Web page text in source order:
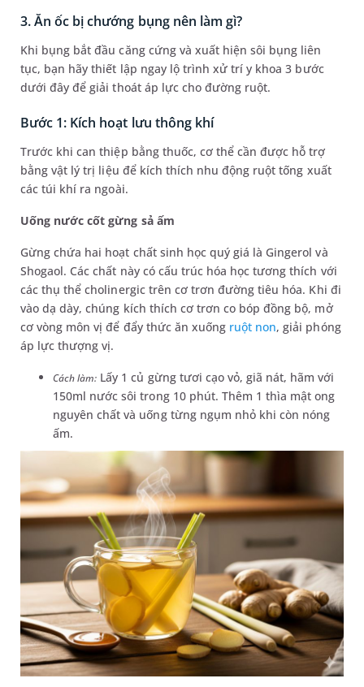
3. Ăn ốc bị chướng bụng nên làm gì?
Khi bụng bắt đầu căng cứng và xuất hiện sôi bụng liên
tục, bạn hãy thiết lập ngay lộ trình xử trí y khoa 3 bước
dưới đây để giải thoát áp lực cho đường ruột.
Bước 1: Kích hoạt lưu thông khí
Trước khi can thiệp bằng thuốc, cơ thể cần được hỗ trợ
bằng vật lý trị liệu để kích thích nhu động ruột tống xuất
các túi khí ra ngoài.
Uống nước cốt gừng sả ấm
Gừng chứa hai hoạt chất sinh học quý giá là Gingerol và
Shogaol. Các chất này có cấu trúc hóa học tương thích với
các thụ thể cholinergic trên cơ trơn đường tiêu hóa. Khi đi
vào dạ dày, chúng kích thích cơ trơn co bóp đồng bộ, mở
cơ vòng môn vị để đẩy thức ăn xuống ruột non, giải phóng
áp lực thượng vị.
Cách làm: Lấy 1 củ gừng tươi cạo vỏ, giã nát, hãm với
150ml nước sôi trong 10 phút. Thêm 1 thìa mật ong
nguyên chất và uống từng ngụm nhỏ khi còn nóng
ấm.